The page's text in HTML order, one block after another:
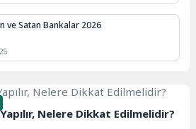
ve Satan Bankalar 2026
Nelere Dikkat Edilmelidir?